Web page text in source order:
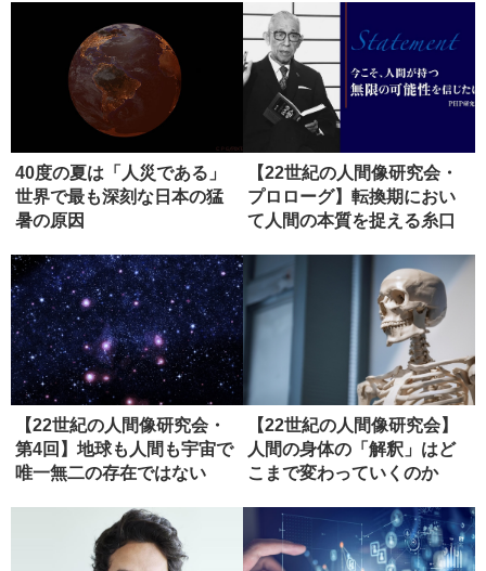
40度の夏は「人災である」
世界で最も深刻な日本の猛
暑の原因
【22世紀の人間像研究会・
プロローグ】転換期におい
て人間の本質を捉える糸口
【22世紀の人間像研究会・
第4回】地球も人間も宇宙で
唯一無二の存在ではない
【22世紀の人間像研究会】
人間の身体の「解釈」はど
こまで変わっていくのか